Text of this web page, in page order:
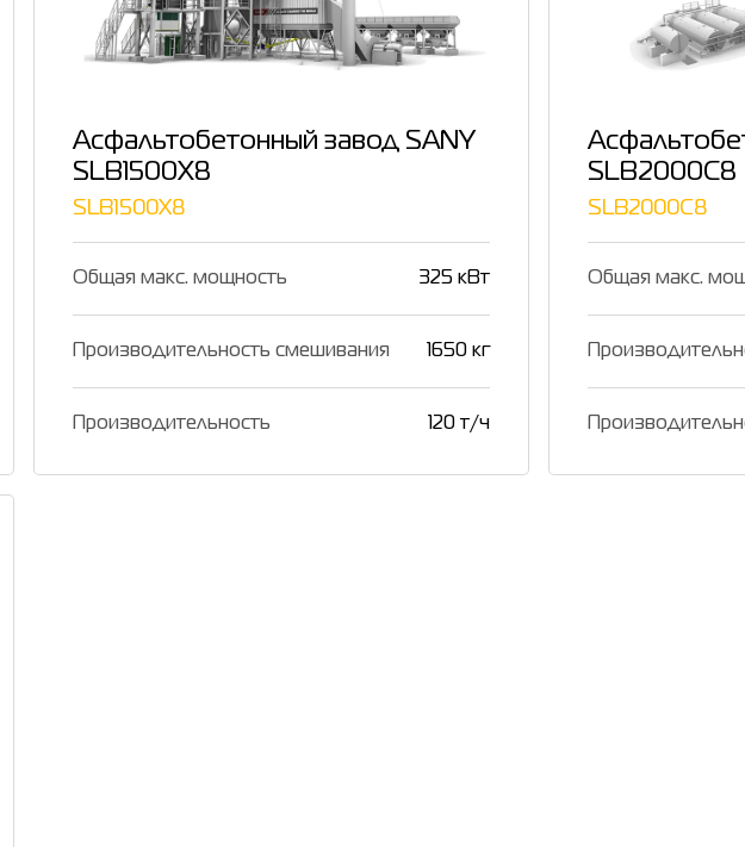
Асфальтобетонный завод SANY
SLB1500X8
SLB1500X8
Общая макс. мощность 325 кВт
Производительность смешивания 1650 кг
Производительность 120 т/ч
SLB2000C8
SLB2000C8
Общая макс.